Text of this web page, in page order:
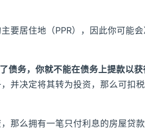
要居住地（PPR），因此你可能
债务，你就不能在债务上提款以
并决定将其转为投资，那么可扣
那么拥有一笔只付利息的房屋贷